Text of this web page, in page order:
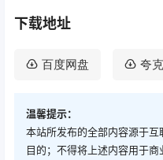
下载地址
百度网盘 夸
温馨提示：
本站所发布的全部内容源于
目的；不得将上述内容用于